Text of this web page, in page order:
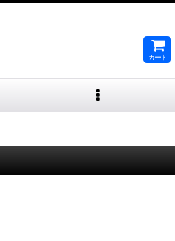
カート